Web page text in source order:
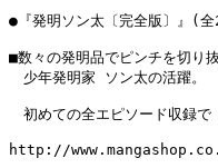
●『発明ソン太〔完全版〕』(
■数々の発明品でピンチを切り
少年発明家 ソン太の活躍。
初めての全エピソード収録で
http://